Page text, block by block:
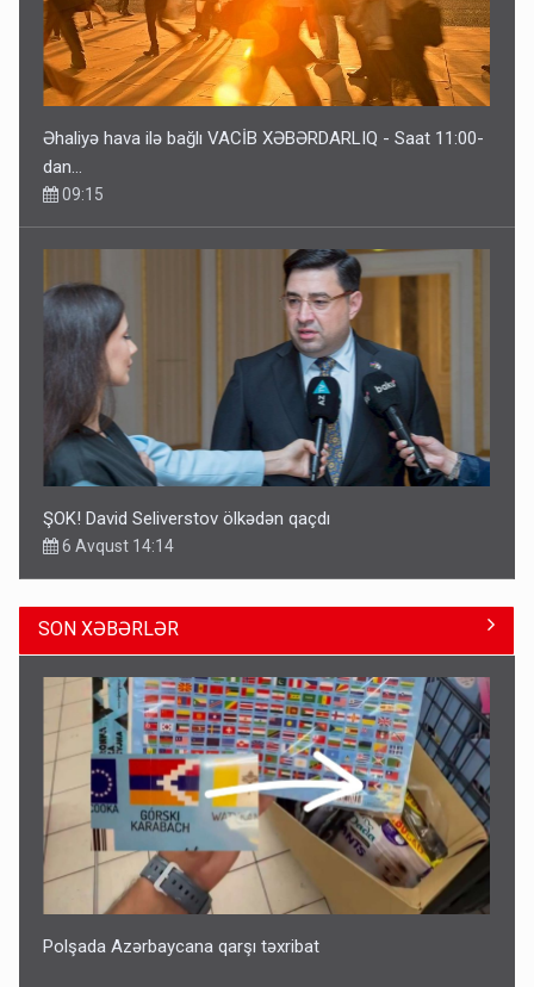
Əhaliyə hava ilə bağlı VACİB XƏBƏRDARLIQ - Saat 11:00-
dan…
09:15
ŞOK! David Seliverstov ölkədən qaçdı
6 Avqust 14:14
Geri çağırılan səfir Abel Məhərrəmovun oğludur - DOSYE
SON XƏBƏRLƏR
Polşada Azərbaycana qarşı təxribat